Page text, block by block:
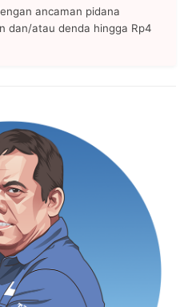
ancaman pidana
dan/atau denda hingga Rp4